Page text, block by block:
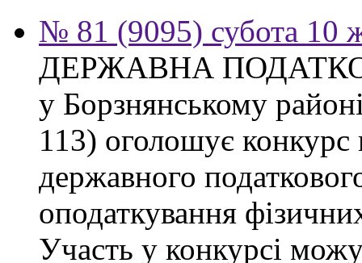
№ 81 (9095) субота 10
ДЕРЖАВНА
у Борзнянському
113) оголошує конкурс
державного
оподаткування
Участь у конкурсі